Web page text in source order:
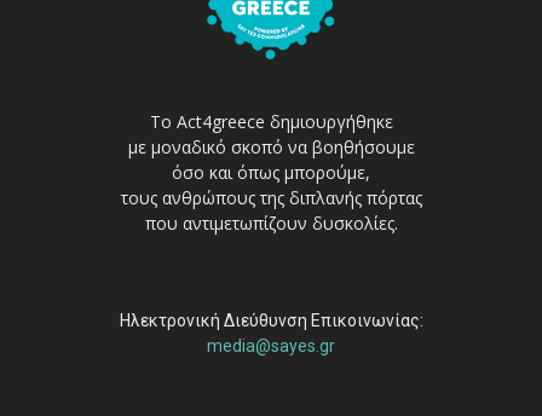
Το Act4greece δημιουργήθηκε
με μοναδικό σκοπό να βοηθήσουμε
όσο και όπως μπορούμε,
τους ανθρώπους της διπλανής πόρτας
που αντιμετωπίζουν δυσκολίες.
Ηλεκτρονική Διεύθυνση Επικοινωνίας:
media@sayes.gr